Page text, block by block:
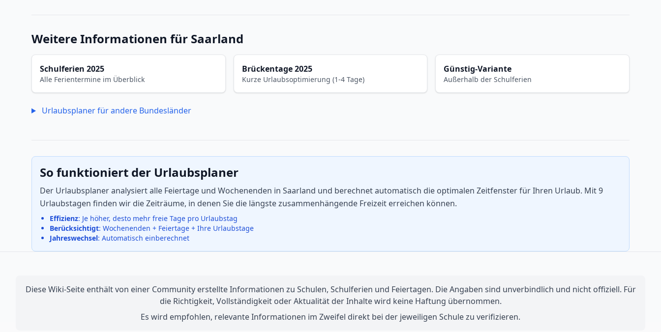
Weitere Informationen für Saarland
Schulferien 2025
Alle Ferientermine im Überblick
Brückentage 2025
Kurze Urlaubsoptimierung (1-4 Tage)
Günstig-Variante
Außerhalb der Schulferien
Urlaubsplaner für andere Bundesländer
So funktioniert der Urlaubsplaner
Der Urlaubsplaner analysiert alle Feiertage und Wochenenden in Saarland und berechnet automatisch die optimalen Zeitfenster für Ihren Urlaub. Mit 9
Urlaubstagen finden wir die Zeiträume, in denen Sie die längste zusammenhängende Freizeit erreichen können.
Effizienz: Je höher, desto mehr freie Tage pro Urlaubstag
Berücksichtigt: Wochenenden + Feiertage + Ihre Urlaubstage
Jahreswechsel: Automatisch einberechnet
Diese Wiki-Seite enthält von einer Community erstellte Informationen zu Schulen, Schulferien und Feiertagen. Die Angaben sind unverbindlich und nicht offiziell. Für
die Richtigkeit, Vollständigkeit oder Aktualität der Inhalte wird keine Haftung übernommen.
Es wird empfohlen, relevante Informationen im Zweifel direkt bei der jeweiligen Schule zu verifizieren.